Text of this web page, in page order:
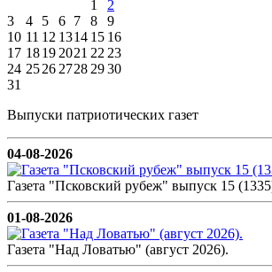
1
2
3
4 5 6 7 8
9
10 11 12 1314 15 16
17 18192021 2223
24 252627282930
31
Выпуски патриотических газет
04-08-2026
Газета "Псковский рубеж" выпуск 15
01-08-2026
Газета "Над Ловатью" (август 2026).